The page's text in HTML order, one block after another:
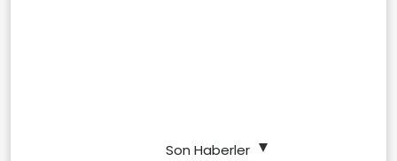
Son Haberler